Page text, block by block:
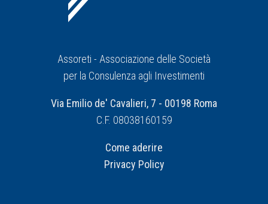
Assoreti - Associazione delle Società
per la Consulenza agli Investimenti
Via Emilio de' Cavalieri, 7 - 00198 Roma
C.F. 08038160159
Come aderire
Privacy Policy